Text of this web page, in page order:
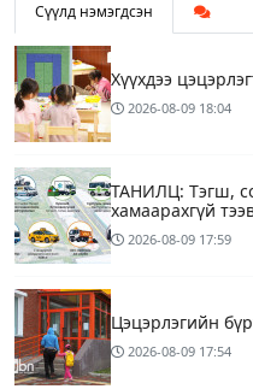
Сүүлд нэмэгдсэн
Хүүхдээ
2026-08-09 18:04
ТАНИЛЦ: Тэгш,
хамаарахгүй
2026-08-09 17:59
Цэцэрлэгийн
2026-08-09 17:54